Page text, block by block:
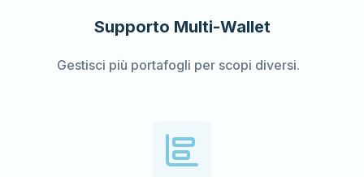
Supporto Multi-Wallet
Gestisci più portafogli per scopi diversi.